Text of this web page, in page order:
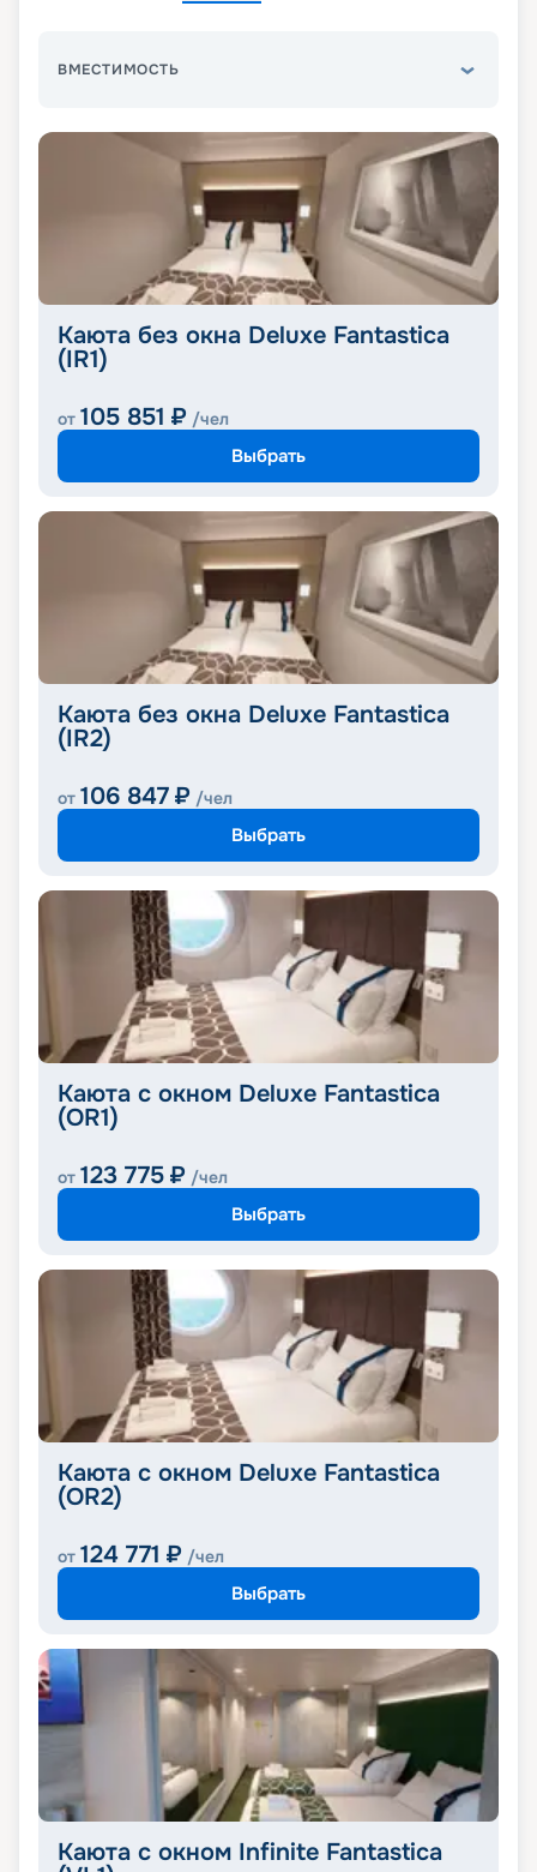
ВМЕСТИМОСТЬ
Каюта без окна Deluxe Fantastica
(IR1)
от 105 851 ₽ /чел
Выбрать
Каюта без окна Deluxe Fantastica
(IR2)
от 106 847 ₽ /чел
Выбрать
Каюта с окном Deluxe Fantastica
(OR1)
от 123 775 ₽ /чел
Выбрать
Каюта с окном Deluxe Fantastica
(OR2)
от 124 771 ₽ /чел
Выбрать
Каюта с окном Infinite Fantastica